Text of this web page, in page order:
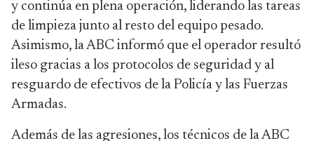
y continúa en plena operación, liderando las tareas
de limpieza junto al resto del equipo pesado.
Asimismo, la ABC informó que el operador resultó
ileso gracias a los protocolos de seguridad y al
resguardo de efectivos de la Policía y las Fuerzas
Armadas.
Además de las agresiones, los técnicos de la ABC